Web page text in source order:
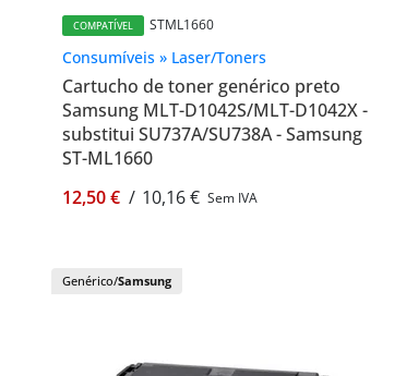
COMPATÍVEL STML1660
Consumíveis » Laser/Toners
Cartucho de toner genérico preto
Samsung MLT-D1042S/MLT-D1042X -
substitui SU737A/SU738A - Samsung
ST-ML1660
12,50 € / 10,16 € Sem IVA
Genérico/Samsung